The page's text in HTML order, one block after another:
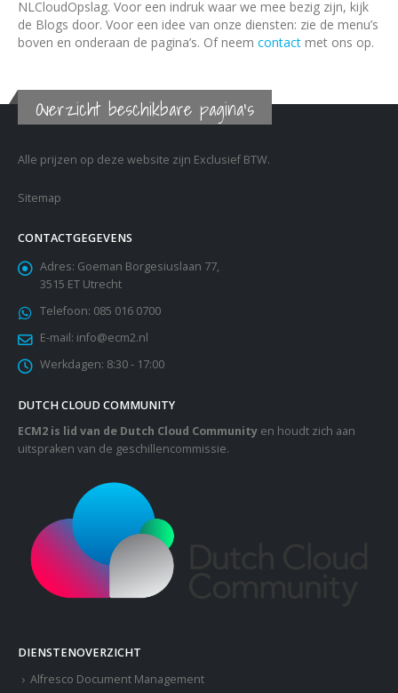
NLCloudOpslag. Voor een indruk waar we mee bezig zijn, kijk
de Blogs door. Voor een idee van onze diensten: zie de menu’s
boven en onderaan de pagina’s. Of neem contact met ons op.
Overzicht beschikbare pagina's
Alle prijzen op deze website zijn Exclusief BTW.
Sitemap
CONTACTGEGEVENS
Adres: Goeman Borgesiuslaan 77,
3515 ET Utrecht
Telefoon: 085 016 0700
E-mail: info@ecm2.nl
Werkdagen: 8:30 - 17:00
DUTCH CLOUD COMMUNITY
ECM2 is lid van de Dutch Cloud Community en houdt zich aan
uitspraken van de geschillencommissie.
DIENSTENOVERZICHT
Alfresco Document Management